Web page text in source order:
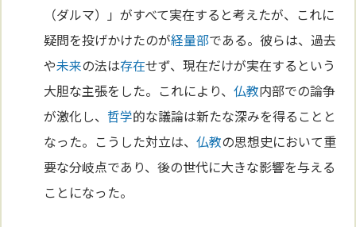
（ダルマ）」がすべて実在すると考えたが、これに
疑問を投げかけたのが経量部である。彼らは、過去
や未来の法は存在せず、現在だけが実在するという
大胆な主張をした。これにより、仏教内部での論争
が激化し、 哲学的な議論は新たな深みを得ることと
なった。こうした対立は、仏教の思想史において重
要な分岐点であり、後の世代に大きな影響を与える
ことになった。